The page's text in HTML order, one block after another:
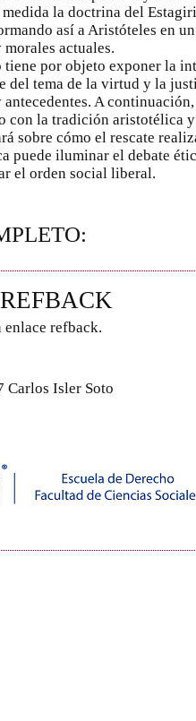
la doctrina del
así a Aristóteles en
actuales.
tiene por objeto exponer la
del tema de la virtud y la
antecedentes. A
con la tradición aristotélica y
sobre cómo el rescate
puede iluminar el debate
el orden social liberal.
refback.
Carlos Isler Soto